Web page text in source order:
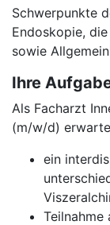
Schwerpunkte
Endoskopie,
sowie
Ihre
Als Facharzt
(m/w/d)
ein
Teilnahme